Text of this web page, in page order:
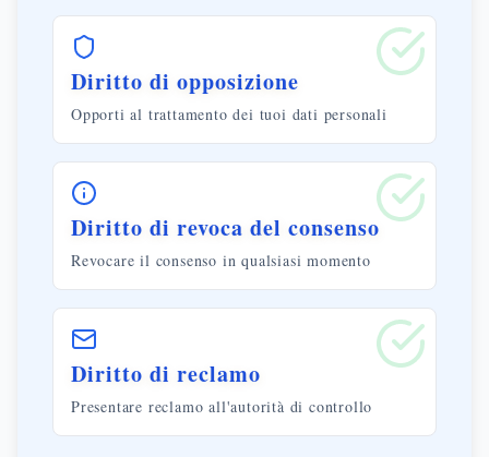
Diritto di opposizione
Opporti al trattamento dei tuoi dati personali
Diritto di revoca del consenso
Revocare il consenso in qualsiasi momento
Diritto di reclamo
Presentare reclamo all'autorità di controllo